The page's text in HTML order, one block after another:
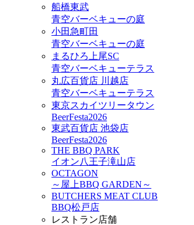
船橋東武
青空バーベキューの庭
小田急町田
青空バーベキューの庭
まるひろ上尾SC
青空バーベキューテラス
丸広百貨店 川越店
青空バーベキューテラス
東京スカイツリータウン
BeerFesta2026
東武百貨店 池袋店
BeerFesta2026
THE BBQ PARK
イオン八王子滝山店
OCTAGON
～屋上BBQ GARDEN～
BUTCHERS MEAT CLUB
BBQ松戸店
レストラン店舗